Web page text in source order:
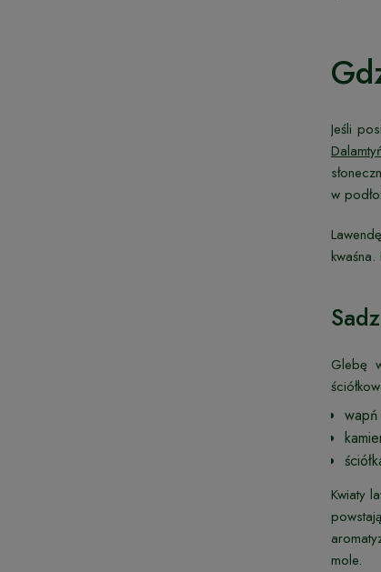
Jeśli
w
Glebę
wapń
Kwiaty
mole.